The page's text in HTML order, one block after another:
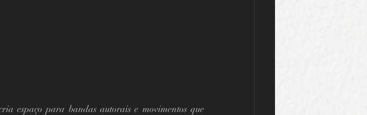
espaço para bandas autorais e movimentos que